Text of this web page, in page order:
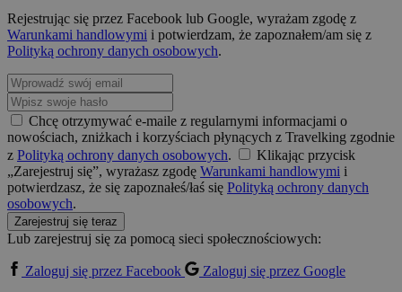
Rejestrując się przez Facebook lub Google, wyrażam zgodę z
Warunkami handlowymi i potwierdzam, że zapoznałem/am się z
Polityką ochrony danych osobowych.
Chcę otrzymywać e-maile z regularnymi informacjami o
nowościach, zniżkach i korzyściach płynących z Travelking zgodnie
z Polityką ochrony danych osobowych.
Klikając przycisk
„Zarejestruj się”, wyrażasz zgodę Warunkami handlowymi i
potwierdzasz, że się zapoznałeś/łaś się Polityką ochrony danych
osobowych.
Zarejestruj się teraz
Lub zarejestruj się za pomocą sieci społecznościowych:
Zaloguj się przez Facebook
Zaloguj się przez Google